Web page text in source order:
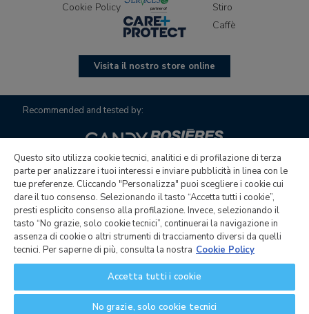
Cookie Policy
Stiro
Caffè
Visita il nostro store online
Recommended and tested by:
Candy Hoover Group S.r.l. con unico socio | Società soggetta
ad attività di direzione e coordinamento di Candy S.p.A. Sede
legale: Via Comolli, 16 - 20861 Brugherio (MB) | Sede
amministrativa: Via Privata Eden Fumagalli - 20861 Brugherio
(MB) Cap. sociale € 30.000.000,00 i.v. | C.F. e N. di iscrizione
Questo sito utilizza cookie tecnici, analitici e di profilazione di terza
parte per analizzare i tuoi interessi e inviare pubblicità in linea con le
tue preferenze. Cliccando "Personalizza" puoi scegliere i cookie cui
dare il tuo consenso. Selezionando il tasto “Accetta tutti i cookie”,
presti esplicito consenso alla profilazione. Invece, selezionando il
tasto “No grazie, solo cookie tecnici”, continuerai la navigazione in
assenza di cookie o altri strumenti di tracciamento diversi da quelli
tecnici. Per saperne di più, consulta la nostra Cookie Policy
Accetta tutti i cookie
No grazie, solo cookie tecnici